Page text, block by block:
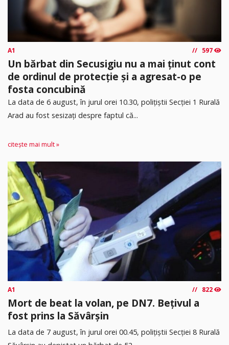
A1 597
Un bărbat din Secusigiu nu a mai ținut cont
de ordinul de protecție și a agresat-o pe
fosta concubină
​La data de 6 august, în jurul orei 10.30, polițiștii Secției 1 Rurală
Arad au fost sesizați despre faptul că...
citește mai mult »
A1 822
Mort de beat la volan, pe DN7. Bețivul a
fost prins la Săvârșin
​La data de 7 august, în jurul orei 00.45, polițiștii Secției 8 Rurală